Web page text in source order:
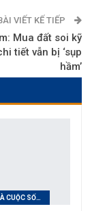
VIẾT KẾ TIẾP
Mua đất soi kỹ
tiết vẫn bị ‘sụp
hầm’
CHÍNH SÁCH VÀ CUỘC SỐNG